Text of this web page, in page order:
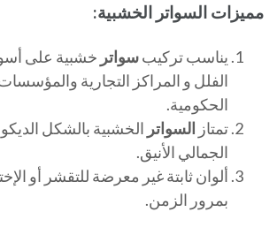
مميزات السواتر الخشبية:
يناسب تركيبسواتر خشبية على
الفلل و المراكز التجارية
الحكومية.
تمتاز السواتر الخشبية بالشكل
الجمالي الأنيق.
ألوان ثابتة غير معرضة للتقشر أو
بمرور الزمن.